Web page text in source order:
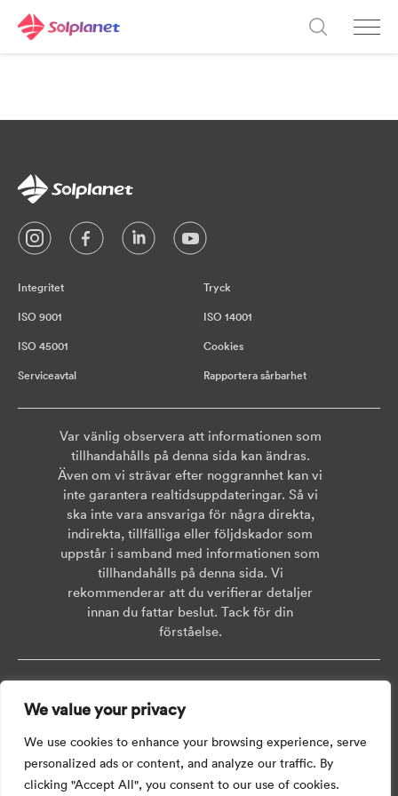
We value your privacy
We use cookies to enhance your browsing experience, serve
personalized ads or content, and analyze our traffic. By
clicking "Accept All", you consent to our use of cookies.
Integritet Tryck
ISO 9001 ISO 14001
ISO 45001 Cookies
Serviceavtal Rapportera sårbarhet
Var vänlig observera att informationen som
tillhandahålls på denna sida kan ändras.
Även om vi strävar efter noggrannhet kan vi
inte garantera realtidsuppdateringar. Så vi
ska inte vara ansvariga för några direkta,
indirekta, tillfälliga eller följdskador som
uppstår i samband med informationen som
tillhandahålls på denna sida. Vi
rekommenderar att du verifierar detaljer
innan du fattar beslut. Tack för din
förståelse.
Room 903-905, No. 18, Alley 600, Nanchezhan Road, Huangpu District,